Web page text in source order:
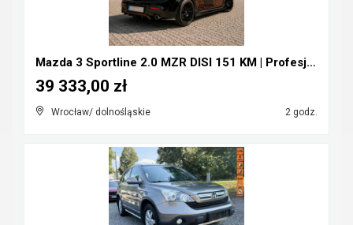
Mazda 3 Sportline 2.0 MZR DISI 151 KM | Profesjona...
Wrocław/ dolnośląskie 2 godz.
39 333,00 zł